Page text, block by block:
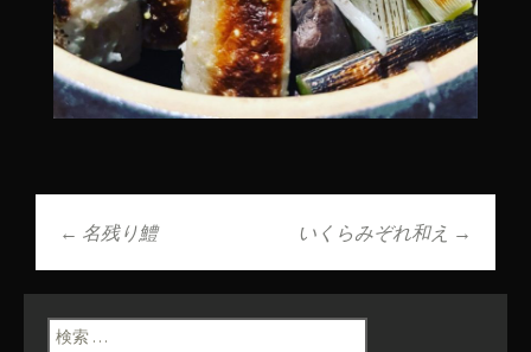
投稿ナビゲーショ
← 名残り鱧 いくらみぞれ和え →
検索: